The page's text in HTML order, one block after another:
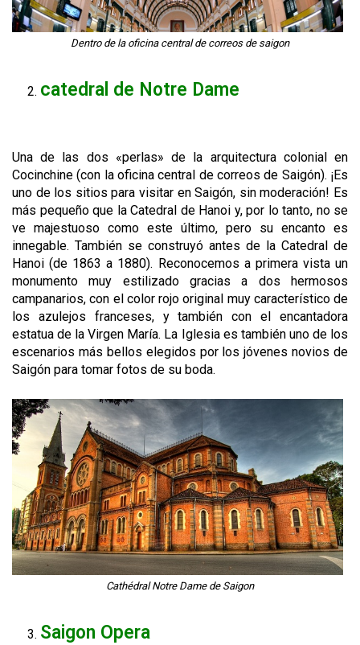
Dentro de la oficina central de correos de saigon
catedral de Notre Dame
Una de las dos «perlas» de la arquitectura colonial en
Cocinchine (con la oficina central de correos de Saigón). ¡Es
uno de los sitios para visitar en Saigón, sin moderación! Es
más pequeño que la Catedral de Hanoi y, por lo tanto, no se
ve majestuoso como este último, pero su encanto es
innegable. También se construyó antes de la Catedral de
Hanoi (de 1863 a 1880). Reconocemos a primera vista un
monumento muy estilizado gracias a dos hermosos
campanarios, con el color rojo original muy característico de
los azulejos franceses, y también con el encantadora
estatua de la Virgen María. La Iglesia es también uno de los
escenarios más bellos elegidos por los jóvenes novios de
Saigón para tomar fotos de su boda.
Cathédral Notre Dame de Saigon
Saigon Opera